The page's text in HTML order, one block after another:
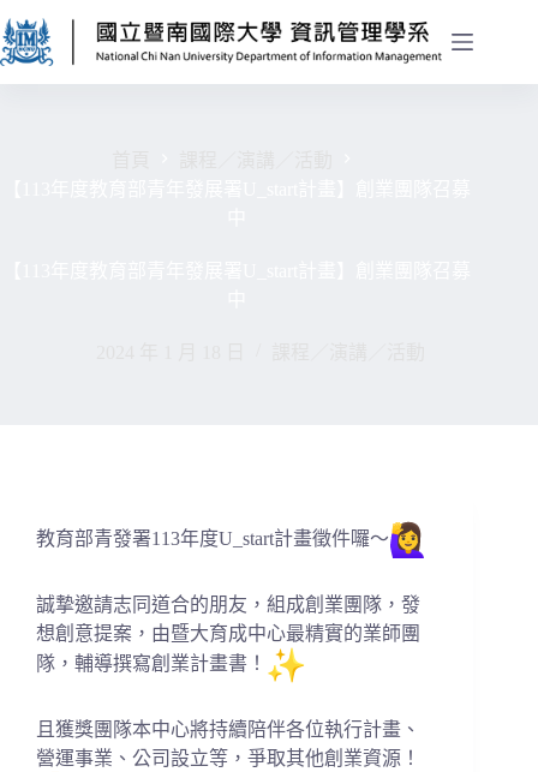
教育部青發署113年度U_start計畫徵件囉～
誠摯邀請志同道合的朋友，組成創業團隊，發
想創意提案， 由暨大育成中心最精實的業師團
隊，輔導撰寫創業計畫書！
且獲獎團隊本中心將持續陪伴各位執行計畫、
營運事業、 公司設立等，爭取其他創業資源！